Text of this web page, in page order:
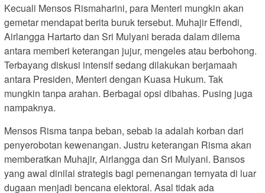
Kecuali Mensos Rismaharini, para Menteri mungkin akan
gemetar mendapat berita buruk tersebut. Muhajir Effendi,
Airlangga Hartarto dan Sri Mulyani berada dalam dilema
antara memberi keterangan jujur, mengeles atau berbohong.
Terbayang diskusi intensif sedang dilakukan berjamaah
antara Presiden, Menteri dengan Kuasa Hukum. Tak
mungkin tanpa arahan. Berbagai opsi dibahas. Pusing juga
nampaknya.
Mensos Risma tanpa beban, sebab ia adalah korban dari
penyerobotan kewenangan. Justru keterangan Risma akan
memberatkan Muhajir, Airlangga dan Sri Mulyani. Bansos
yang awal dinilai strategis bagi pemenangan ternyata di luar
dugaan menjadi bencana elektoral. Asal tidak ada